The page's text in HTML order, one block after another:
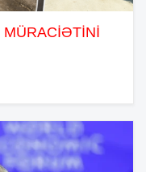
MÜRACİƏTİNİ